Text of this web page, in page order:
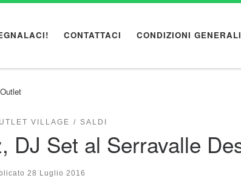
CONTATTACI CONDIZIONI GENERALI
VILLAGE SALDI
DJ Set al Serravalle
28 Luglio 2016